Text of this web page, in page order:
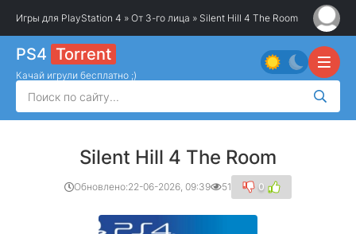
Игры для PlayStation 4 » От 3-го лица » Silent Hill 4 The Room
PS4 Torrent
Качай игрули бесплатно ;)
Silent Hill 4 The Room
Обновлено:22-06-2026, 09:39 51 0